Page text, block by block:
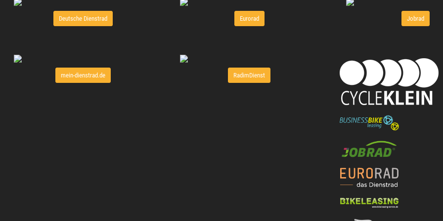
Deutsche Dienstrad Eurorad Jobrad
mein-dienstrad.de RadimDienst